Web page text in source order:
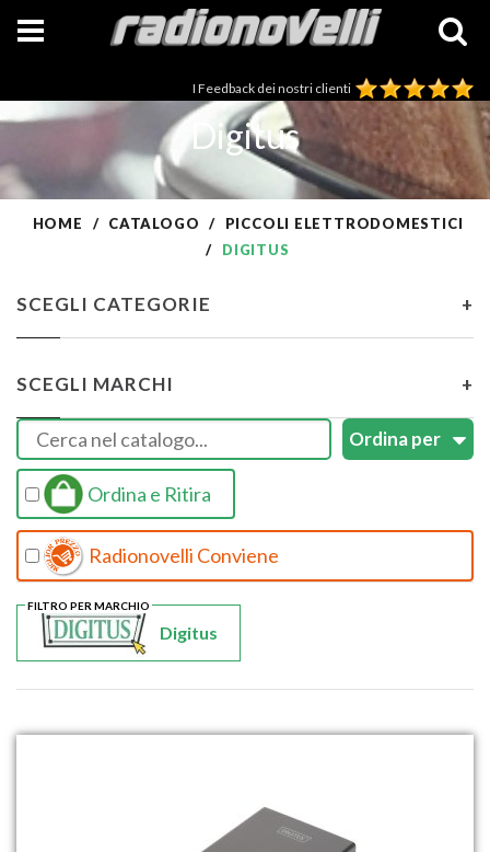
I Feedback dei nostri clienti
Digitus
HOME CATALOGO
PICCOLI ELETTRODOMESTICI
DIGITUS
SCEGLI CATEGORIE +
SCEGLI MARCHI +
Ordina e Ritira
Radionovelli Conviene
Digitus
FILTRO PER MARCHIO